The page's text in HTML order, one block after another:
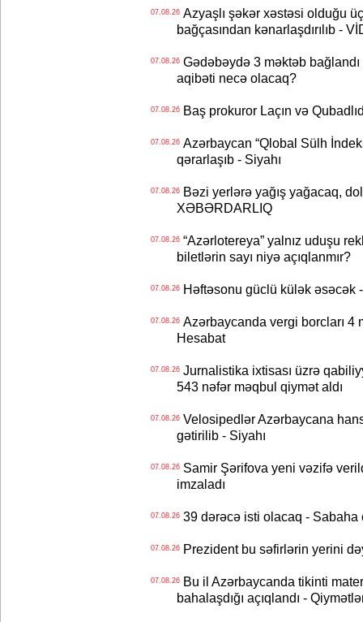
07.08.26Azyaşlı şəkər xəstəsi olduğu
bağçasından kənarlaşdırılıb -
07.08.26Gədəbəydə 3 məktəb
aqibəti necə olacaq?
07.08.26Baş prokuror Laçın və
07.08.26Azərbaycan “Qlobal Sülh
qərarlaşıb - Siyahı
07.08.26Bəzi yerlərə yağış yağacaq,
XƏBƏRDARLIQ
07.08.26“Azərlotereya” yalnız uduşu
biletlərin sayı niyə açıqlanmır?
07.08.26Həftəsonu güclü külək əsəcək
07.08.26Azərbaycanda vergi borcları 4
Hesabat
07.08.26Jurnalistika ixtisası üzrə
543 nəfər məqbul qiymət aldı
07.08.26Velosipedlər Azərbaycana
gətirilib - Siyahı
07.08.26Samir Şərifova yeni vəzifə
imzaladı
07.08.2639 dərəcə isti olacaq - Sabaha
07.08.26Prezident bu səfirlərin yerini
07.08.26Bu il Azərbaycanda tikinti
bahalaşdığı açıqlandı -